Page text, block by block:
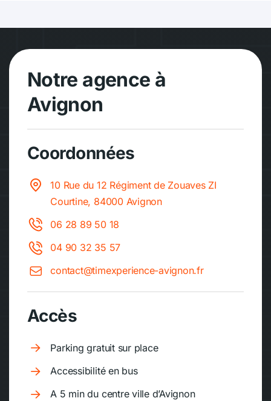
Notre agence à
Avignon
Coordonnées
10 Rue du 12 Régiment de Zouaves ZI
Courtine, 84000 Avignon
06 28 89 50 18
04 90 32 35 57
contact@timexperience-avignon.fr
Accès
Parking gratuit sur place
Accessibilité en bus
A 5 min du centre ville d’Avignon